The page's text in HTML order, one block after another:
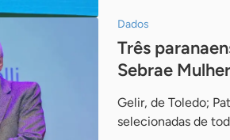
Dados
Três
Sebrae
Gelir, de Toledo;
selecionadas de